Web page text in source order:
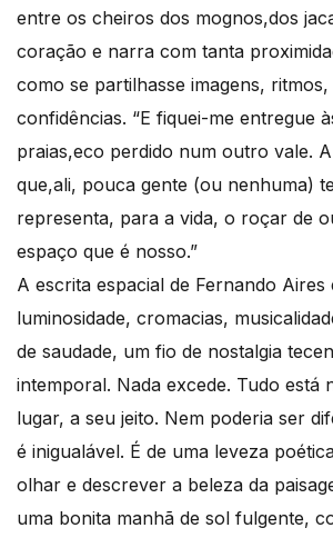
entre os cheiros dos mognos,dos
coração e narra com tanta
como se partilhasse imagens, ritmos,
confidências. “E fiquei-me entregue
praias,eco perdido num outro vale.
que,ali, pouca gente (ou nenhuma)
representa, para a vida, o roçar de
espaço que é nosso.”
A escrita espacial de Fernando Aires
luminosidade, cromacias,
de saudade, um fio de nostalgia
intemporal. Nada excede. Tudo está
lugar, a seu jeito. Nem poderia ser
é inigualável. É de uma leveza
olhar e descrever a beleza da
uma bonita manhã de sol fulgente,